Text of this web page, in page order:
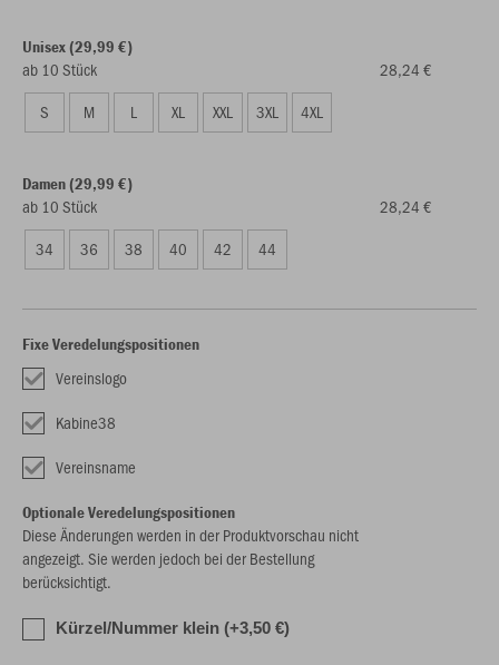
Unisex (29,99 €)
ab 10 Stück
28,24 €
S
M L XL XXL 3XL 4XL
Damen (29,99 €)
ab 10 Stück
28,24 €
34
36 38 40 42 44
Fixe Veredelungspositionen
Vereinslogo
Kabine38
Vereinsname
Optionale Veredelungspositionen
Diese Änderungen werden in der Produktvorschau nicht
angezeigt. Sie werden jedoch bei der Bestellung
berücksichtigt.
Kürzel/Nummer klein (+3,50 €)